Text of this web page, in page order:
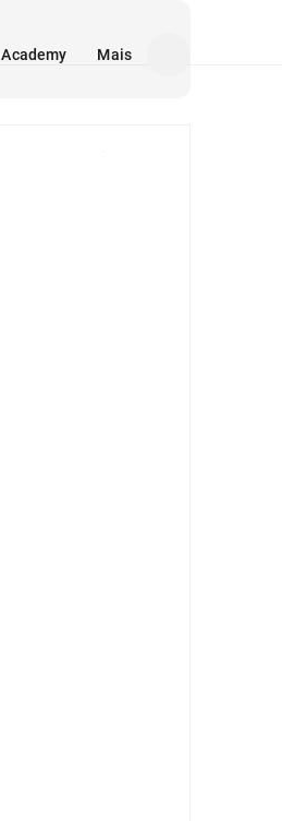
Academy Mais